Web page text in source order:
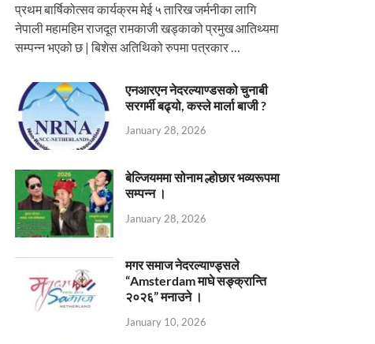
प्रथम बार्षिकोत्सव कार्यक्रम मेई ५ तारिख जर्मनीका लागि
नेपाली महामहिम राजदूत रामकाजी खड्काको प्रमुख आतिथ्यमा
सम्पन्न भएको छ | बिशेस अतिथिको रुपमा पत्रकार …
एनआरएन नेदरल्याण्डसको चुनाबी
सरगर्मी बढ्यो, कस्ले मार्ला बाजी ?
January 28, 2026
बेल्जियममा सोनाम ल्होछार भव्यरूपमा
सम्पन्न ।
January 28, 2026
मगर समाज नेदरल्याण्ड्सले
“Amsterdam माघे सङ्क्रान्ति
२०२६” मनाउने ।
January 10, 2026